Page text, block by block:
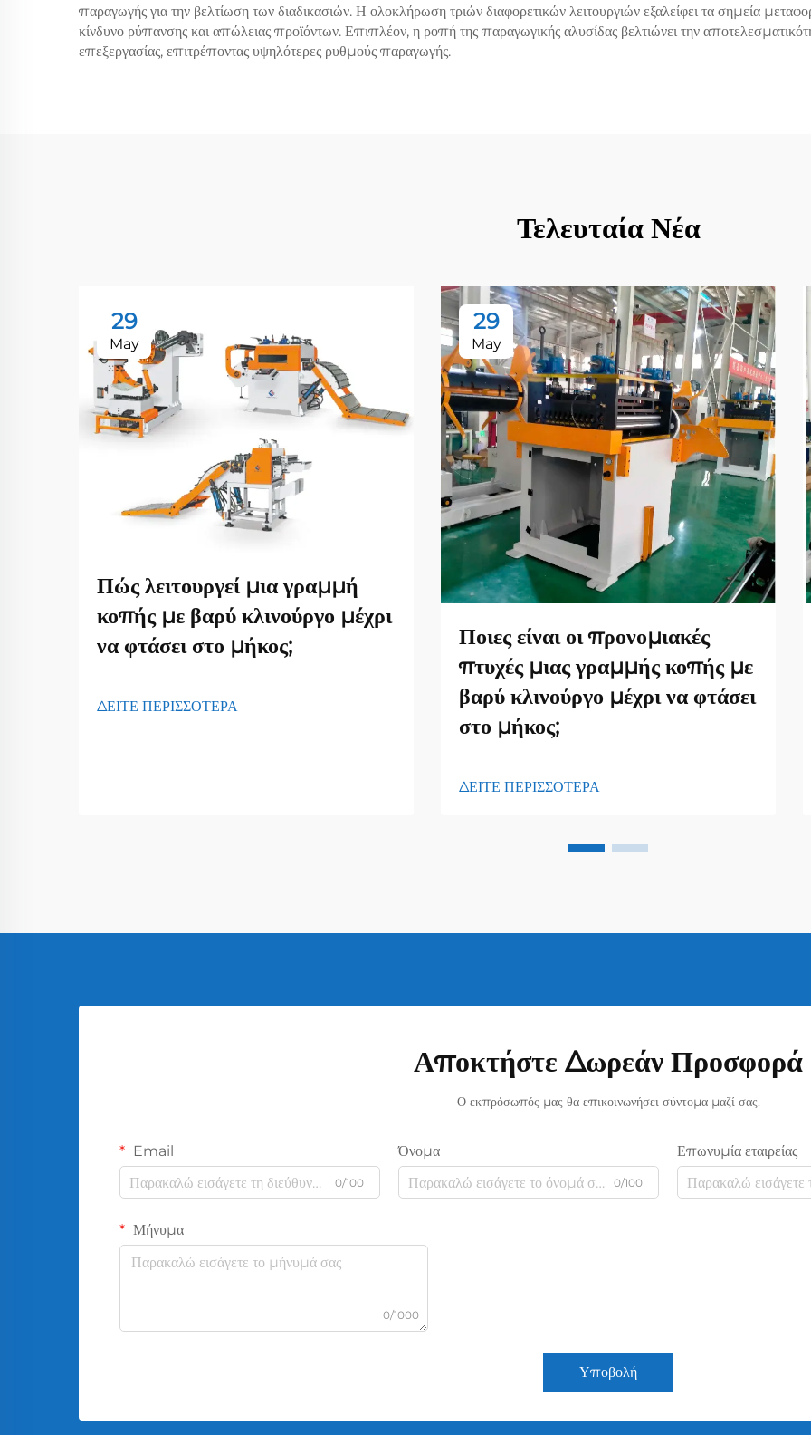
παραγωγής για την βελτίωση των διαδικασιών. Η ολοκλήρωση τριών διαφορετικών λειτουργιών εξαλείφει τα σημεία
κίνδυνο ρύπανσης και απώλειας προϊόντων. Επιπλέον, η ροπή της παραγωγικής αλυσίδας βελτιώνει την
επεξεργασίας, επιτρέποντας υψηλότερες ρυθμούς παραγωγής.
Τελευταία Νέα
29
May
Πώς λειτουργεί μια γραμμή
κοπής με βαρύ κλινούργο μέχρι
να φτάσει στο μήκος;
ΔΕΙΤΕ ΠΕΡΙΣΣΟΤΕΡΑ
29
May
Ποιες είναι οι προνομιακές
πτυχές μιας γραμμής κοπής με
βαρύ κλινούργο μέχρι να φτάσει
στο μήκος;
ΔΕΙΤΕ ΠΕΡΙΣΣΟΤΕΡΑ
Αποκτήστε Δωρεάν Προσφορά
Ο εκπρόσωπός μας θα επικοινωνήσει σύντομα μαζί σας.
Email
0/100
Όνομα
0/100
Επωνυμία εταιρείας
Μήνυμα
0/1000
Υποβολή